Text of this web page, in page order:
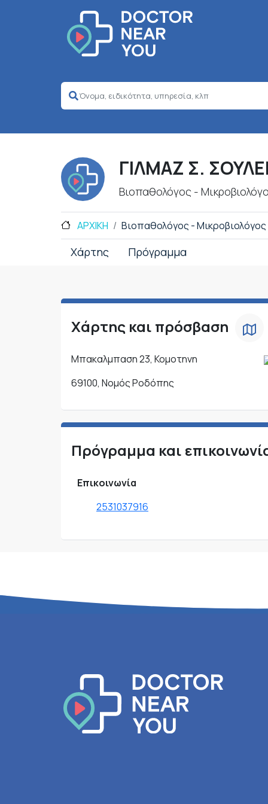
ΓΙΛΜΑΖ Σ.
Βιοπαθολόγος -
ΑΡΧΙΚΗ Βιοπαθολόγος - Μικροβιολόγος
Χάρτης Πρόγραμμα
Χάρτης και πρόσβαση
Μπακαλμπαση 23, Κομοτηνη
69100, Νομός Ροδόπης
Πρόγραμμα και
Επικοινωνία
2531037916